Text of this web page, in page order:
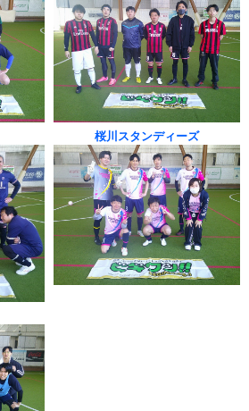
参加者の声
桜川スタンディーズ